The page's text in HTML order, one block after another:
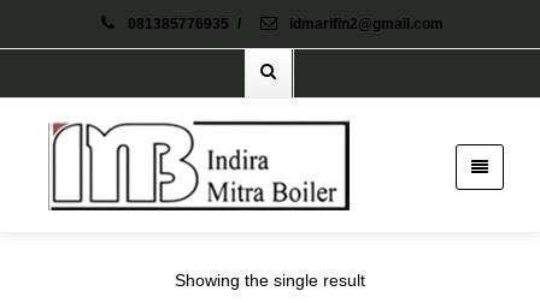
081385776935 / idmarifin2@gmail.com
Showing the single result